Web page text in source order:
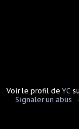
Voir le profil de YC
Signaler un abus